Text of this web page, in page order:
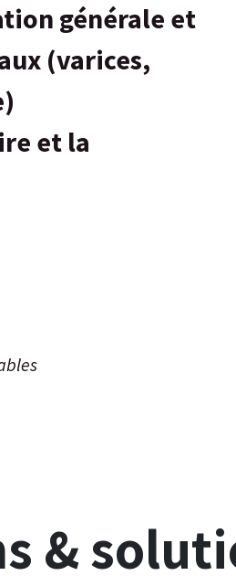
générale et
(varices,
et la
&